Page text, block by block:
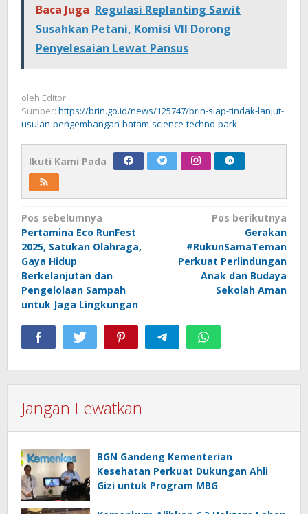
Baca Juga Regulasi Replanting Sawit
Susahkan Petani, Komisi VII Dorong
Penyelesaian Lewat Pansus
oleh Editor
Sumber: https://brin.go.id/news/125747/brin-siap-tindak-lanjut-
usulan-pengembangan-batam-science-techno-park
Ikuti Kami Pada
Navigasi
pos
Pos sebelumnya
Pertamina Eco RunFest
2025, Satukan Olahraga,
Gaya Hidup
Berkelanjutan dan
Pengelolaan Sampah
untuk Jaga Lingkungan
Pos berikutnya
Gerakan
#RukunSamaTeman
Perkuat Perlindungan
Anak dan Budaya
Sekolah Aman
Jangan Lewatkan
BGN Gandeng Kementerian
Kesehatan Perkuat Dukungan Ahli
Gizi untuk Program MBG